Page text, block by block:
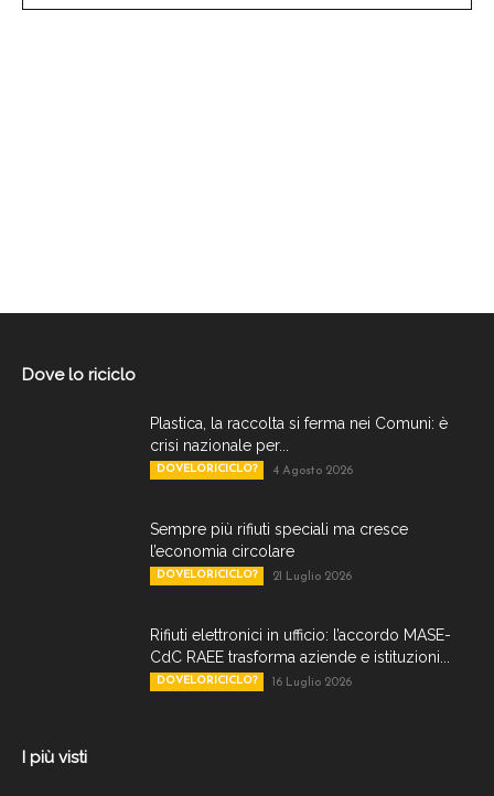
Dove lo riciclo
Plastica, la raccolta si ferma nei Comuni: è
crisi nazionale per...
DOVELORICICLO? 4 Agosto 2026
Sempre più rifiuti speciali ma cresce
l’economia circolare
DOVELORICICLO? 21 Luglio 2026
Rifiuti elettronici in ufficio: l’accordo MASE-
CdC RAEE trasforma aziende e istituzioni...
DOVELORICICLO? 16 Luglio 2026
I più visti